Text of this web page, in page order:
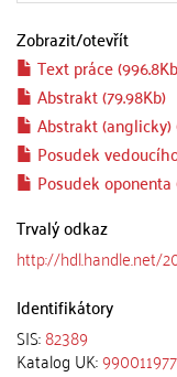
Zobrazit/otevřít
Text práce
Abstrakt (79.98Kb)
Abstrakt (anglicky)
Posudek
Posudek oponenta
Trvalý odkaz
http://hdl.handle.net/
Identifikátory
SIS:82389
Katalog UK: